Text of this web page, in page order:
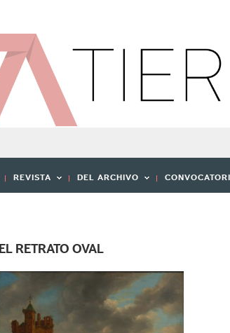
REVISTA DEL ARCHIVO
EL RETRATO OVAL